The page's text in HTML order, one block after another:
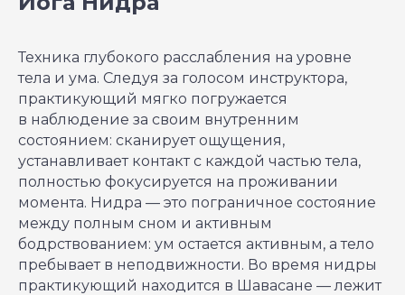
Техника глубокого расслабления на уровне
тела и ума. Следуя за голосом инструктора,
практикующий мягко погружается
в наблюдение за своим внутренним
состоянием: сканирует ощущения,
устанавливает контакт с каждой частью тела,
полностью фокусируется на проживании
момента. Нидра — это пограничное состояние
между полным сном и активным
бодрствованием: ум остается активным, а тело
пребывает в неподвижности. Во время нидры
практикующий находится в Шавасане — лежит